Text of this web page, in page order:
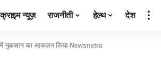
क्राइम न्यूज़ राजनीती हेल्थ देश
में नुकसान का आकलन किया-Newsnetra